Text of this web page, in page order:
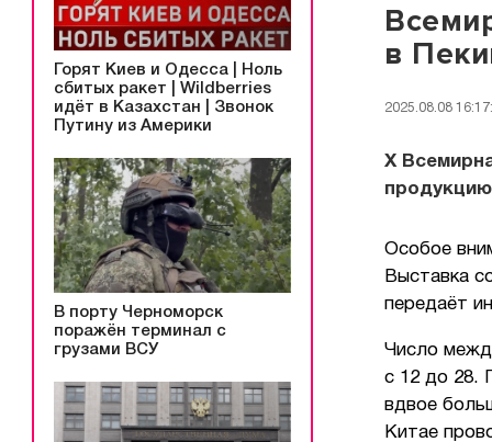
Горят Киев и Одесса | Ноль
сбитых ракет | Wildberries
идёт в Казахстан | Звонок
Путину из Америки
В порту Черноморск
поражён терминал с
грузами ВСУ
в
2025.08.08
Х
Особое
Выставка
передаёт
Число
с 12 до 28.
вдвое
Китае